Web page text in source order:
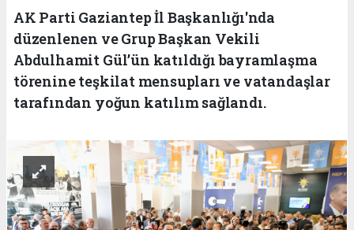
AK Parti Gaziantep İl Başkanlığı'nda
düzenlenen ve Grup Başkan Vekili
Abdulhamit Gül’ün katıldığı bayramlaşma
törenine teşkilat mensupları ve vatandaşlar
tarafından yoğun katılım sağlandı.